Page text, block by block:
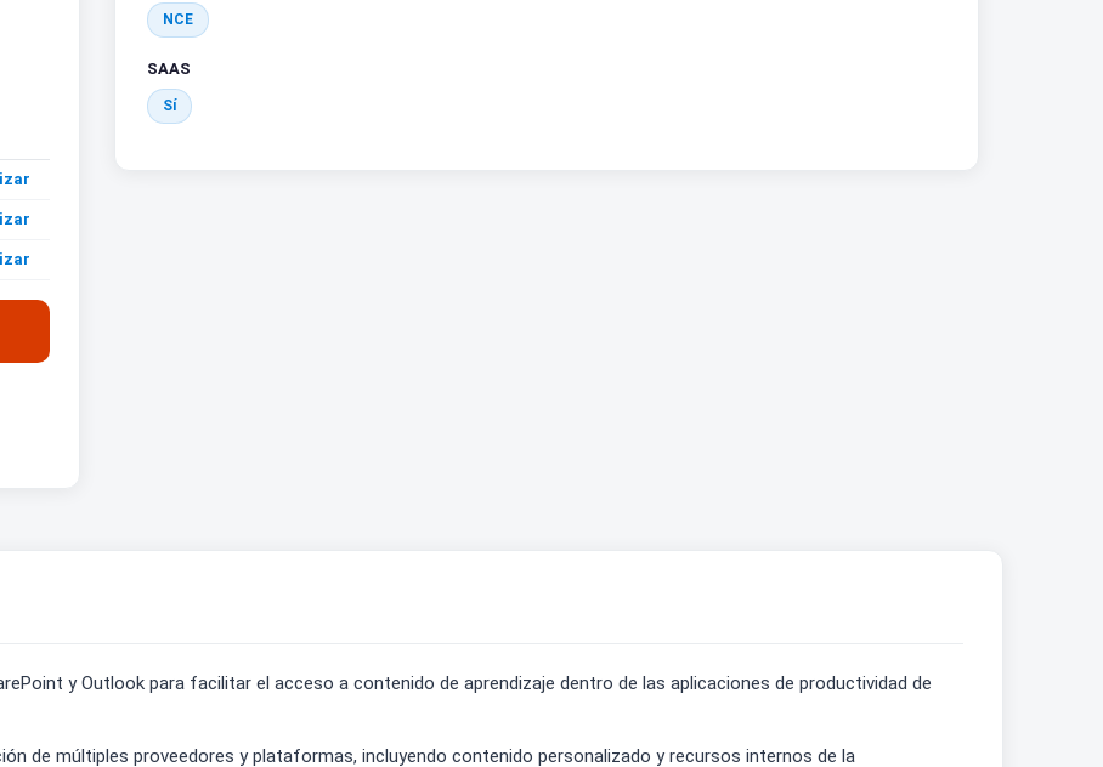
NCE
SAAS
Sí
y Outlook para facilitar el acceso a contenido de aprendizaje dentro de las aplicaciones de productividad de
de múltiples proveedores y plataformas, incluyendo contenido personalizado y recursos internos de la